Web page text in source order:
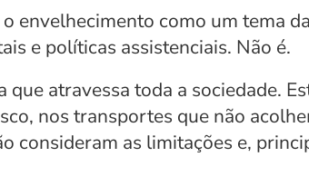
envelhecimento como um tema
e políticas assistenciais. Não é.
que atravessa toda a sociedade.
nos transportes que não
consideram as limitações e,